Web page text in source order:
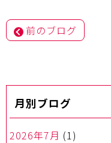
投
稿
ナ
ー
シ
ョ
ン
前のブログ
月別ブログ
2026年7月 (1)